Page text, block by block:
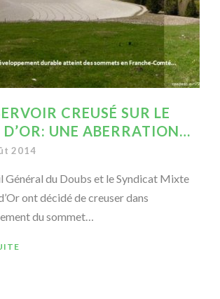
CREUSÉ SUR LE
UNE ABERRATION…
2014
Général du Doubs et le Syndicat Mixte
ont décidé de creuser dans
du sommet…